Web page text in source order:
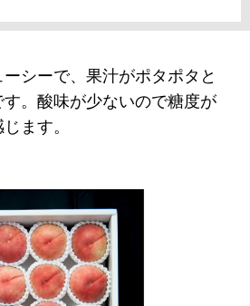
シーで、果汁がポタポタと
。酸味が少ないので糖度が
ます。